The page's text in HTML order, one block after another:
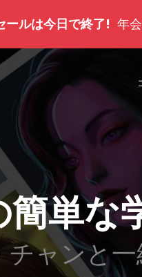
ールは今日で終了! 年
単な
ャンと一